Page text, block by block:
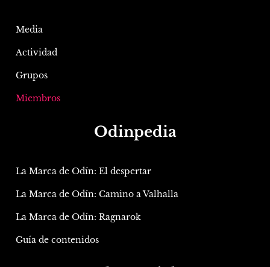
Media
Actividad
Grupos
Miembros
Odinpedia
La Marca de Odín: El despertar
La Marca de Odín: Camino a Valhalla
La Marca de Odín: Ragnarok
Guía de contenidos